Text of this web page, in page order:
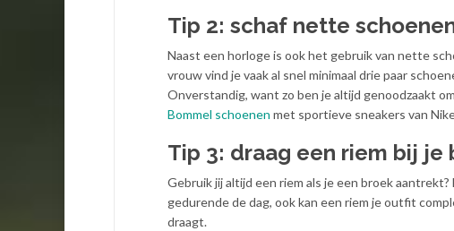
Tip 2: schaf nette
Naast een horloge is ook het gebruik van nette
vrouw vind je vaak al snel minimaal drie paar
Onverstandig, want zo ben je altijd genoodzaakt
Bommel schoenen met sportieve sneakers van
Tip 3: draag een riem bij je
Gebruik jij altijd een riem als je een broek
gedurende de dag, ook kan een riem je outfit
draagt.